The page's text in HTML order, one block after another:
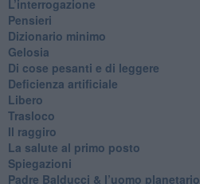
​L’interrogazione
Pensieri
​Dizionario minimo
Gelosia
Di cose pesanti e di leggere
​Deficienza artificiale
Libero
Trasloco
Il raggiro
​La salute al primo posto
Spiegazioni
Padre Balducci & l’uomo planetario